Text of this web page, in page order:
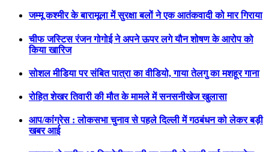
जम्मू कश्मीर के बारामूला में सुरक्षा बलों ने एक आतंकवादी को मार गिराया
चीफ जस्टिस रंजन गोगोई ने अपने ऊपर लगे यौन शोषण के आरोप को
किया खारिज
सोशल मीडिया पर संबित पात्रा का वीडियो, गाया तेलगु का मशहूर गाना
रोहित शेखर तिवारी की मौत के मामले में सनसनीखेज खुलासा
आप/कांग्रेस : लोकसभा चुनाव से पहले दिल्ली में गठबंधन को लेकर बड़ी
खबर आई